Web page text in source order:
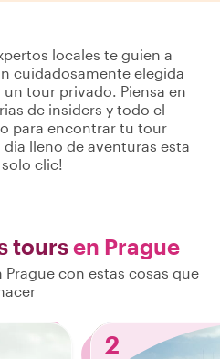
locales te guien a
cuidadosamente elegida
tour privado. Piensa en
de insiders y todo el
para encontrar tu tour
lleno de aventuras esta
clic!
toursen Prague
con estas cosas que
2